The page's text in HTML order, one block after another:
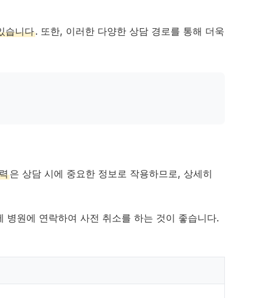
습니다. 또한, 이러한 다양한 상담 경로를 통해 더욱
은 상담 시에 중요한 정보로 작용하므로, 상세히
원에 연락하여 사전 취소를 하는 것이 좋습니다.